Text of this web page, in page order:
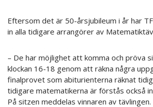
Eftersom det är 50-årsjubileum i år har
in alla tidigare arrangörer av
– De har möjlighet att komma och pröva
klockan 16-18 genom att räkna några
finalprovet som abiturienterna räknat
tidigare matematikerna är förstås också
På sitzen meddelas vinnaren av tävlingen.